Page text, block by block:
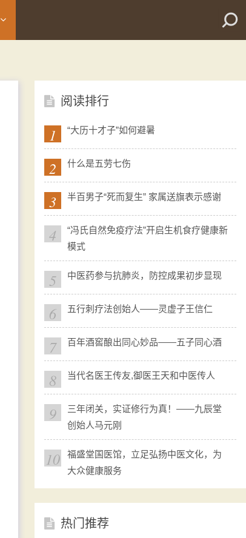
阅读排行
1 “大历十才子”如何避暑
2 什么是五劳七伤
3 半百男子“死而复生” 家属送旗表示感谢
4
“冯氏自然免疫疗法”开启生机食疗健康新
模式
5 中医药参与抗肺炎，防控成果初步显现
6 五行刺疗法创始人——灵虚子王信仁
7 百年酒窖酿出同心妙品——五子同心酒
8 当代名医王传友,御医王天和中医传人
9
三年闭关，实证修行为真！——九辰堂
创始人马元刚
10
福盛堂国医馆，立足弘扬中医文化，为
大众健康服务
热门推荐